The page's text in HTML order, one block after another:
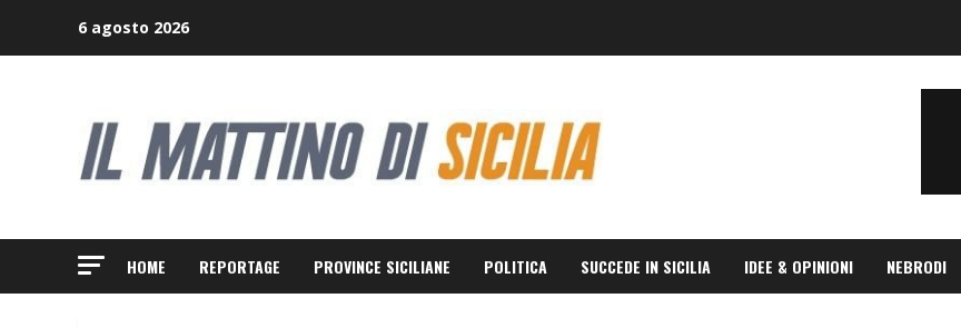
6 agosto 2026
HOME REPORTAGE PROVINCE SICILIANE POLITICA SUCCEDE IN SICILIA IDEE & OPINIONI NEBRODI